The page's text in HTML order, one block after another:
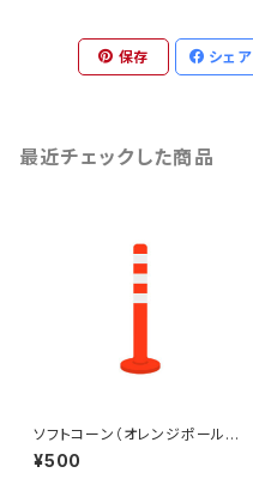
保存 シェア
最近チェックした商品
ソフトコーン（オレンジポール）
のイラスト
¥500